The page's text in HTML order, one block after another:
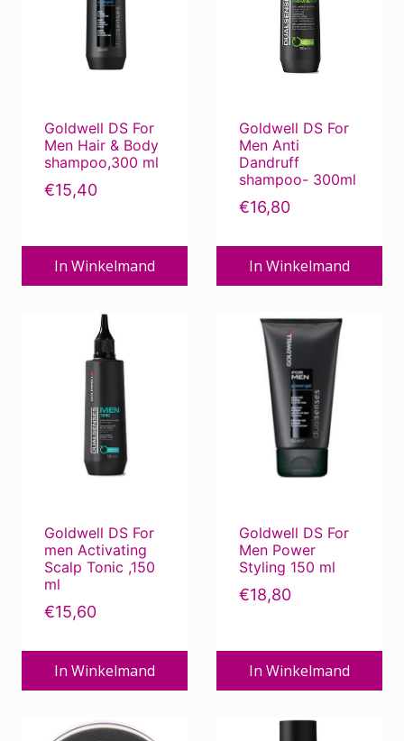
Goldwell Kleuring
Goldwell Menline
Goldwell Permanent
Filter op prijs
Filter Prijs:€0—€20
Goldwell DS For
Men Hair & Body
shampoo,300 ml
€15,40
In Winkelmand
Goldwell DS For
Men Anti
Dandruff
shampoo- 300ml
€16,80
In Winkelmand
Goldwell DS For
men Activating
Scalp Tonic ,150
ml
€15,60
In Winkelmand
Goldwell DS For
Men Power
Styling 150 ml
€18,80
In Winkelmand